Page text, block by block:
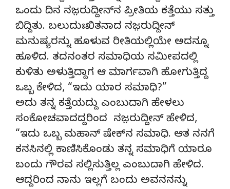
ಒಂದು ದಿನ ನಜ಼ರುದ್ದೀನ್‌ನ ಪ್ರೀತಿಯ ಕತ್ತೆಯು ಸತ್ತು
ಬಿದ್ದಿತು. ಬಲುದುಃಖಿತನಾದ ನಜ಼ರುದ್ದೀನ್‌
ಮನುಷ್ಯರನ್ನು ಹೂಳುವ ರೀತಿಯಲ್ಲಿಯೇ ಅದನ್ನೂ
ಹೂಳಿದ. ತದನಂತರ ಸಮಾಧಿಯ ಸಮೀಪದಲ್ಲಿ
ಕುಳಿತು ಅಳುತ್ತಿದ್ದಾಗ ‌ಆ ಮಾರ್ಗವಾಗಿ ಹೋಗುತ್ತಿದ್ದ
ಒಬ್ಬ ಕೇಳಿದ, “ಇದು ಯಾರ ಸಮಾಧಿ?”
ಅದು ತನ್ನ ಕತ್ತೆಯದ್ದು ಎಂಬುದಾಗಿ ಹೇಳಲು
ಸಂಕೋಚವಾದದ್ದರಿಂದ ನಜ಼ರುದ್ದೀನ್‌ ಹೇಳಿದ,
“ಇದು ಒಬ್ಬ ಮಹಾನ್‌ ಷೇಕ್‌ನ ಸಮಾಧಿ. ಆತ ನನಗೆ
ಕನಸಿನಲ್ಲಿ ಕಾಣಿಸಿಕೊಂಡು ತನ್ನ ಸಮಾಧಿಗೆ ಯಾರೂ
ಬಂದು ಗೌರವ ಸಲ್ಲಿಸುತ್ತಿಲ್ಲ ಎಂಬುದಾಗಿ ಹೇಳಿದ.
ಆದ್ದರಿಂದ ನಾನು ಇಲ್ಲಗೆ ಬಂದು ಅವನನನ್ನು